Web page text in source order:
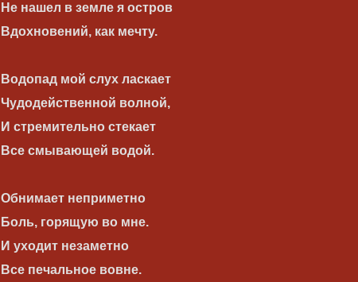
Не нашел в земле я остров
Вдохновений, как мечту.
Водопад мой слух ласкает
Чудодейственной волной,
И стремительно стекает
Все смывающей водой.
Обнимает неприметно
Боль, горящую во мне.
И уходит незаметно
Все печальное вовне.